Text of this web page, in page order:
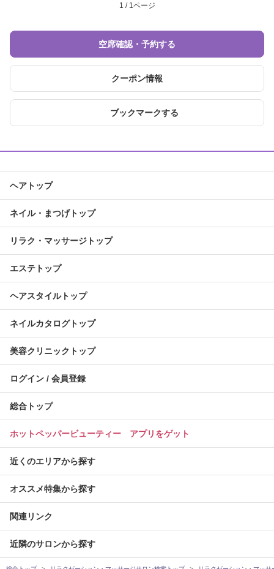
1 / 1ページ
空席確認・予約する
クーポン情報
ブックマークする
ヘアトップ
ネイル・まつげトップ
リラク・マッサージトップ
エステトップ
ヘアスタイルトップ
ネイルカタログトップ
美容クリニックトップ
ログイン / 会員登録
総合トップ
ホットペッパービューティー アプリをゲット
近くのエリアから探す
オススメ特集から探す
関連リンク
近隣のサロンから探す